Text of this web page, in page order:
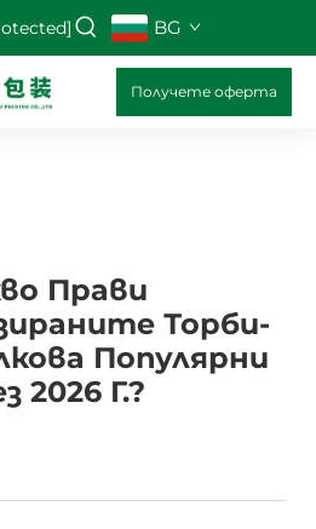
BG
Получете оферта
Прави
Торби-
Популярни
2026 Г.?